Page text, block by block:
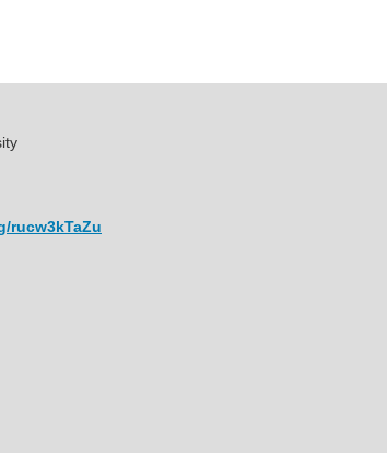
rucw3kTaZu